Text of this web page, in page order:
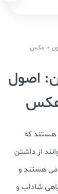
+ عکس
اصول
عکس
هستند که
از داشتن
هستند و
شاداب و